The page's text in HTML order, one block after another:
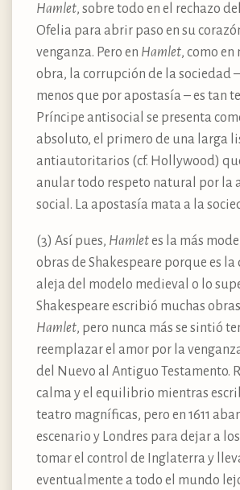
Hamlet, sobre todo en el rechazo
Ofelia para abrir paso en su
venganza. Pero en Hamlet, como
obra, la corrupción de la sociedad
menos que por apostasía – es tan
Príncipe antisocial se presenta
absoluto, el primero de una larga
antiautoritarios (cf. Hollywood)
anular todo respeto natural por la
social. La apostasía mata a la
(3) Así pues, Hamletes la más
obras de Shakespeare porque es la
aleja del modelo medieval o lo
Shakespeare escribió muchas
Hamlet, pero nunca más se sintió
reemplazar el amor por la
del Nuevo al Antiguo Testamento.
calma y el equilibrio mientras
teatro magníficas, pero en 1611
escenario y Londres para dejar a
tomar el control de Inglaterra y
eventualmente a todo el mundo